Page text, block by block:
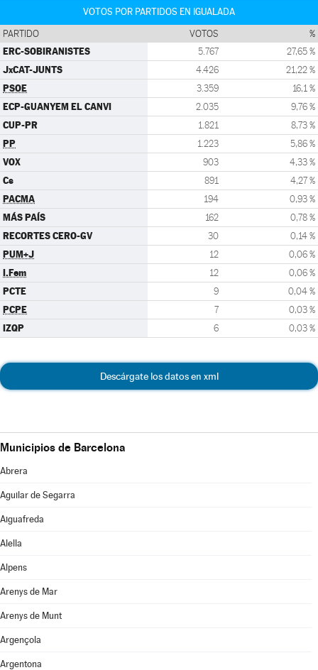
VOTOS POR PARTIDOS EN IGUALADA
PARTIDO VOTOS %
ERC-SOBIRANISTES 5.767 27,65 %
JxCAT-JUNTS 4.426 21,22 %
PSOE 3.359 16,1 %
ECP-GUANYEM EL CANVI 2.035 9,76 %
CUP-PR 1.821 8,73 %
PP 1.223 5,86 %
VOX 903 4,33 %
Cs 891 4,27 %
PACMA 194 0,93 %
MÁS PAÍS 162 0,78 %
RECORTES CERO-GV 30 0,14 %
PUM+J 12 0,06 %
I.Fem 12 0,06 %
PCTE 9 0,04 %
PCPE 7 0,03 %
IZQP 6 0,03 %
Descárgate los datos en xml
Municipios de Barcelona
Abrera
Aguilar de Segarra
Aiguafreda
Alella
Alpens
Arenys de Mar
Arenys de Munt
Argençola
Argentona